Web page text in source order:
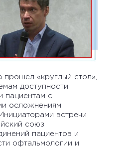
«круглый стол»,
доступности
пациентам с
осложнениям
встречи
союз
пациентов и
офтальмологии и